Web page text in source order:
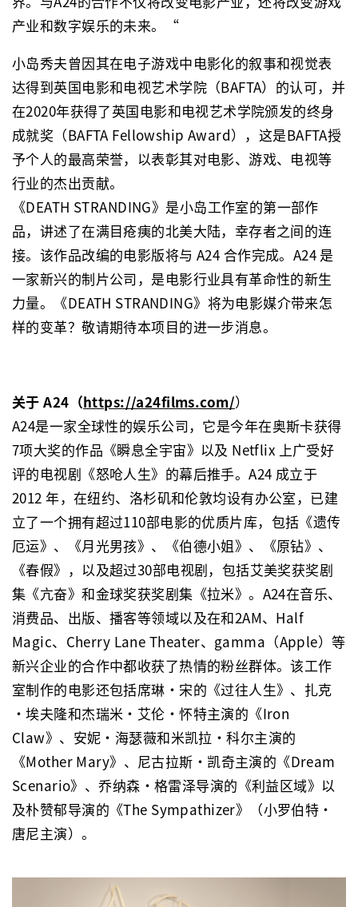
产业和数字娱乐的未来。“
小岛秀夫曾因其在电子游戏中电影化的叙事和视觉表
达得到英国电影和电视艺术学院（BAFTA）的认可，并
在2020年获得了英国电影和电视艺术学院颁发的终身
成就奖（BAFTA Fellowship Award），这是BAFTA授
予个人的最高荣誉，以表彰其对电影、游戏、电视等
行业的杰出贡献。
《DEATH STRANDING》是小岛工作室的第一部作
品，讲述了在满目疮痍的北美大陆，幸存者之间的连
接。该作品改编的电影版将与 A24 合作完成。A24 是
一家新兴的制片公司，是电影行业具有革命性的新生
力量。《DEATH STRANDING》将为电影媒介带来怎
样的变革？敬请期待本项目的进一步消息。
关于 A24 （https://a24films.com/）
A24是一家全球性的娱乐公司，它是今年在奥斯卡获得
7项大奖的作品《瞬息全宇宙》以及 Netflix 上广受好
评的电视剧《怒呛人生》的幕后推手。A24 成立于
2012 年，在纽约、洛杉矶和伦敦均设有办公室，已建
立了一个拥有超过110部电影的优质片库，包括《遗传
厄运》、《月光男孩》、《伯德小姐》、《原钻》、
《春假》，以及超过30部电视剧，包括艾美奖获奖剧
集《亢奋》和金球奖获奖剧集《拉米》。A24在音乐、
消费品、出版、播客等领域以及在和2AM、Half
Magic、Cherry Lane Theater、gamma（Apple）等
新兴企业的合作中都收获了热情的粉丝群体。该工作
室制作的电影还包括席琳·宋的《过往人生》、扎克
·埃夫隆和杰瑞米·艾伦·怀特主演的《Iron
Claw》、安妮·海瑟薇和米凯拉·科尔主演的
《Mother Mary》、尼古拉斯·凯奇主演的《Dream
Scenario》、乔纳森·格雷泽导演的《利益区域》以
及朴赞郁导演的《The Sympathizer》（小罗伯特·
唐尼主演）。